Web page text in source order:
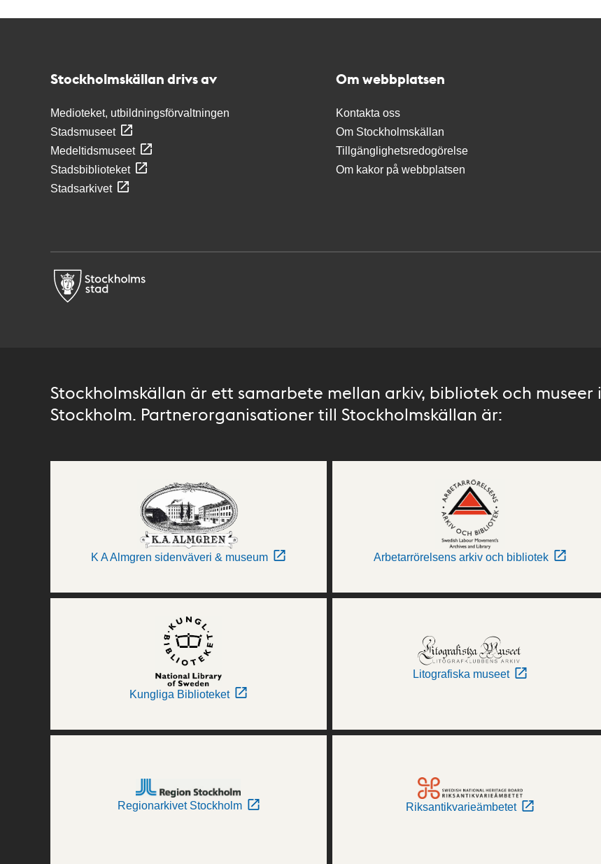
Stockholmskällan drivs av
Medioteket, utbildningsförvaltningen
Stadsmuseet
Medeltidsmuseet
Stadsbiblioteket
Stadsarkivet
Om webbplatsen
Kontakta oss
Om Stockholmskällan
Tillgänglighetsredogörelse
Om kakor på webbplatsen
Stockholmskällan är ett samarbete mellan arkiv, bibliotek och museer i
Stockholm. Partnerorganisationer till Stockholmskällan är:
K A Almgren sidenväveri & museum Arbetarrörelsens arkiv och bibliotek
Kungliga Biblioteket
Litografiska museet
Regionarkivet Stockholm Riksantikvarieämbetet